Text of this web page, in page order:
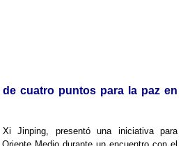
cuatro puntos para la paz en
Jinping, presentó una iniciativa para